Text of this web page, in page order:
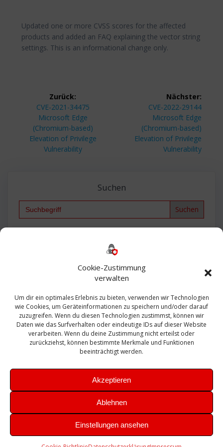
Cookie-Zustimmung
verwalten
Um dir ein optimales Erlebnis zu bieten, verwenden wir Technologien
wie Cookies, um Geräteinformationen zu speichern und/oder darauf
zuzugreifen. Wenn du diesen Technologien zustimmst, können wir
Daten wie das Surfverhalten oder eindeutige IDs auf dieser Website
verarbeiten. Wenn du deine Zustimmung nicht erteilst oder
zurückziehst, können bestimmte Merkmale und Funktionen
beeinträchtigt werden.
Akzeptieren
Ablehnen
Einstellungen ansehen
Updated one or more CVSS scores for the affected
products and added an FAQ explaining the vector string
settings. This is an informational change only.
Beitragsnavigation
Zurück:
Vorheriger
Beitrag:
CVE-2021-34475
Microsoft Edge
(Chromium-based)
Elevation of Privilege
Vulnerability
Nächster:
Nächster
Beitrag:
CVE-2022-29144
Microsoft Edge
(Chromium-based)
Elevation of Privilege
Vulnerability
Suchen
Search
Bautagebuch
Exchange firewall Fritzbox
Microsoft
Sanierung SBS Security Server Sicherheit
Sicherung SIEM Sophos SSL Ubuntu
Update Upgrade UTM VCenter VCSA Veeam
VMWare VPN WAZUH Windows
Zertifikat
Theme